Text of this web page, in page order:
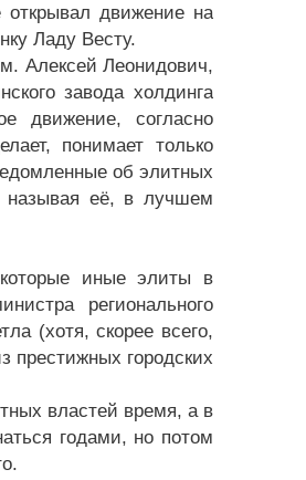
открывал движение на
Ладу Весту.
Алексей Леонидович,
завода холдинга
движение, согласно
понимает только
об элитных
называя её, в лучшем
иные элиты в
регионального
(хотя, скорее всего,
престижных городских
властей время, а в
годами, но потом